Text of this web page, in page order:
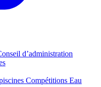
d’administration
Compétitions Eau